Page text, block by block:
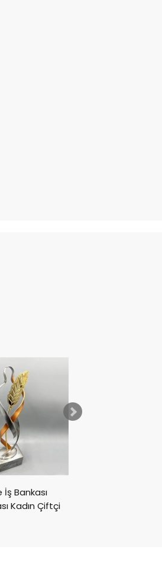
İş Bankası
Kadın Çiftçi